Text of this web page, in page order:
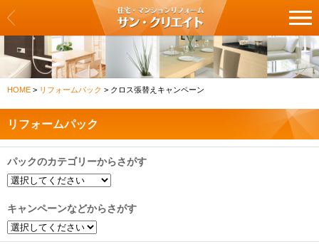
サン・クリエイト
HOME > リフォームパック > クロス張替えキャンペーン
リフォームパック
パックのカテゴリーからさがす
キャンペーンなどからさがす
リフォーム一覧
クロス・壁紙の張替え